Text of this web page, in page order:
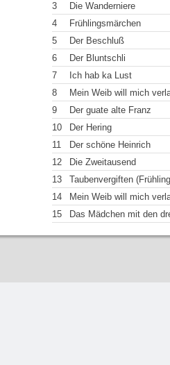
3
Die Wanderniere
4
Frühlingsmärchen
5
Der Beschluß
6
Der Bluntschli
7
Ich hab ka Lust
8
Mein Weib will mich
9
Der guate alte Franz
10
Der Hering
11
Der schöne Heinrich
12
Die Zweitausend
13
Taubenvergiften
14
Mein Weib will mich
15
Das Mädchen mit den